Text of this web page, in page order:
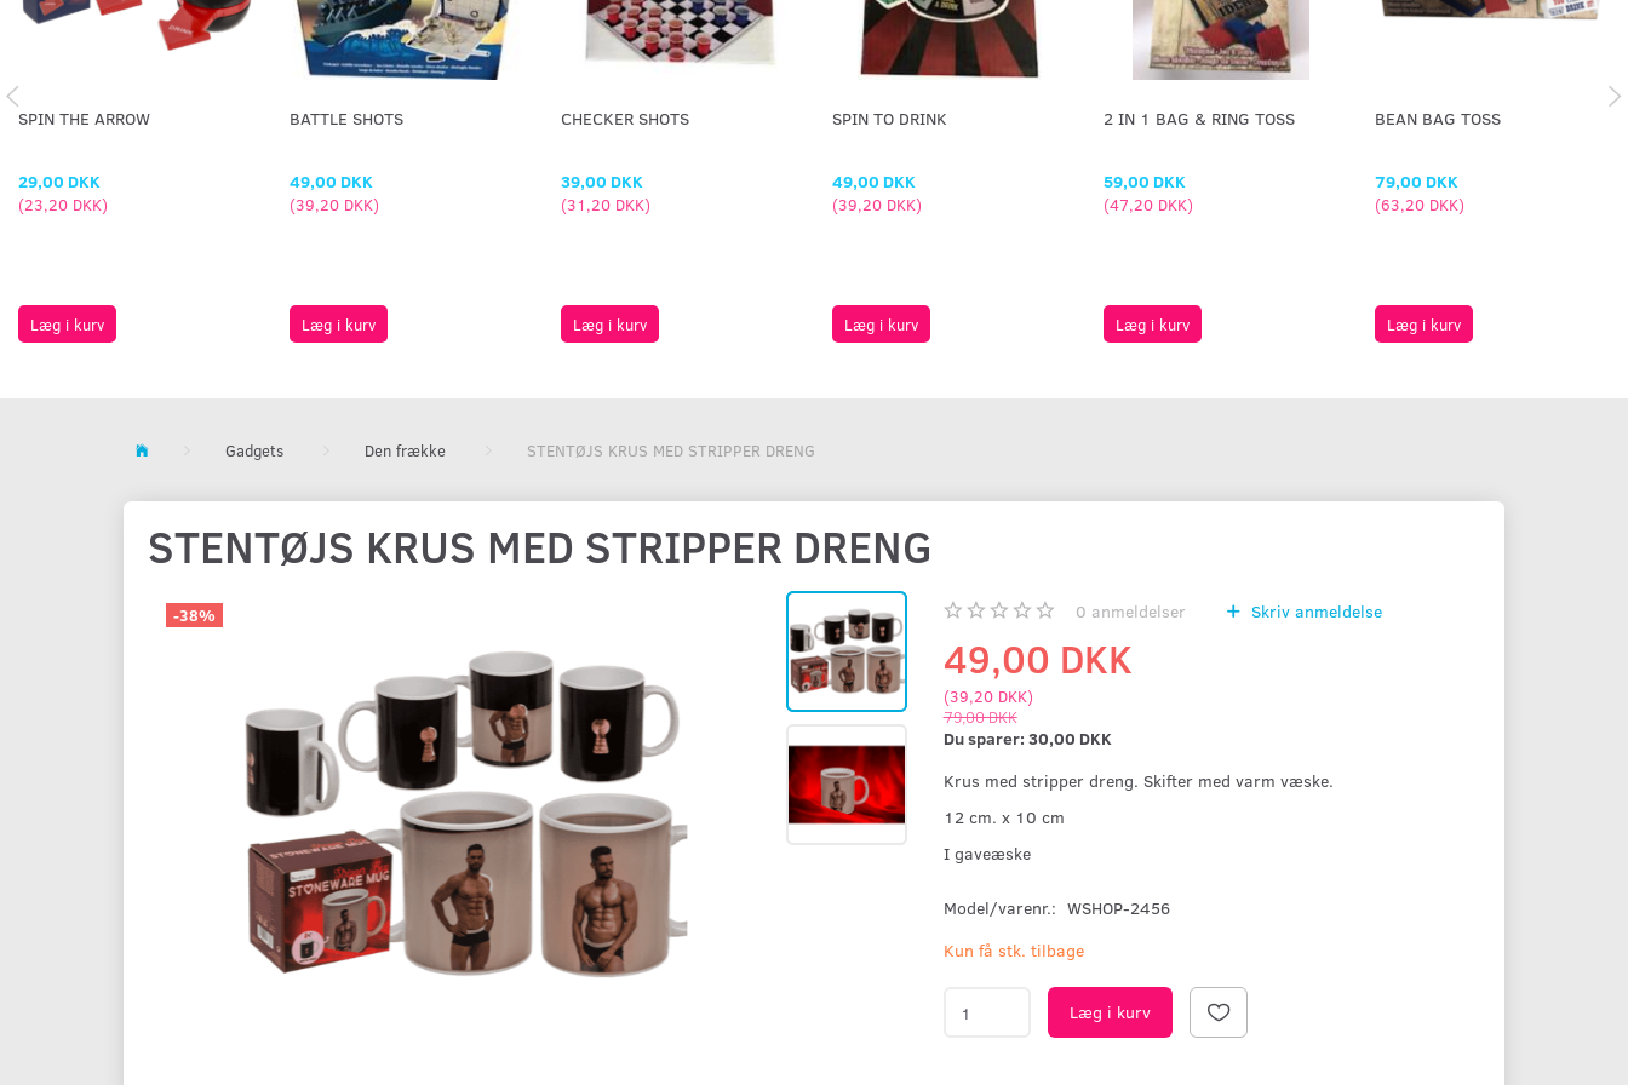
SPIN THE ARROW
29,00 DKK
(23,20 DKK)
Læg i kurv
BATTLE SHOTS
49,00 DKK
(39,20 DKK)
Læg i kurv
CHECKER SHOTS
39,00 DKK
(31,20 DKK)
Læg i kurv
SPIN TO DRINK
49,00 DKK
(39,20 DKK)
Læg i kurv
2 IN 1 BAG & RING TOSS
59,00 DKK
(47,20 DKK)
Læg i kurv
BEAN BAG TOSS
79,00 DKK
(63,20 DKK)
Læg i kurv
Gadgets Den frække STENTØJS KRUS MED STRIPPER DRENG
STENTØJS KRUS MED STRIPPER DRENG
-38% 0 anmeldelser Skriv anmeldelse
49,00 DKK
(39,20 DKK)
79,00 DKK
Du sparer: 30,00 DKK
Krus med stripper dreng. Skifter med varm væske.
12 cm. x 10 cm
I gaveæske
Model/varenr.: WSHOP-2456
Kun få stk. tilbage
Læg i kurv